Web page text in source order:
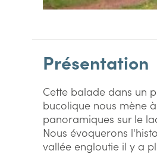
Présentation
Cette balade dans un
bucolique nous mène
panoramiques sur le
Nous évoquerons
vallée engloutie il y a